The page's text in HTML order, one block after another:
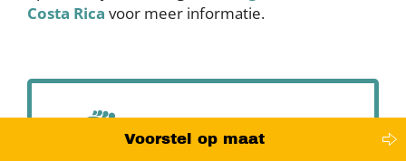
Costa Rica voor meer informatie.
Better Places is gestopt met
Voorstel op maat